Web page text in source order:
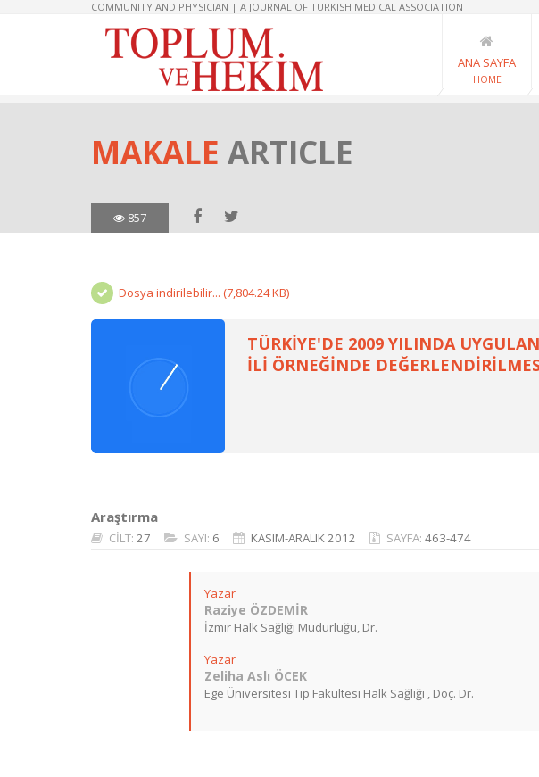
COMMUNITY AND PHYSICIAN | A JOURNAL OF TURKISH MEDICAL ASSOCIATION
ANA SAYFA
HOME
MAKALE ARTICLE
857
Dosya indirilebilir... (7,804.24 KB)
TÜRKİYE'DE 2009 YILINDA
İLİ ÖRNEĞİNDE
Araştırma
CİLT: 27 SAYI: 6 KASIM-ARALIK 2012 SAYFA: 463-474
Yazar
Raziye ÖZDEMİR
İzmir Halk Sağlığı Müdürlüğü, Dr.
Yazar
Zeliha Aslı ÖCEK
Ege Üniversitesi Tıp Fakültesi Halk Sağlığı , Doç. Dr.